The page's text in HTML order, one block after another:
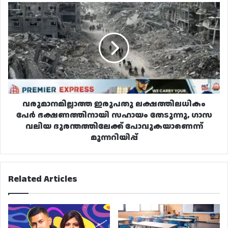
വരുമാനമില്ലാത്ത
ഇരുപതു
ലക്ഷത്തിലധികം
പേർ
ഭക്ഷണത്തിനായി
സഹായം
തേടുന്നു,
ഗാസ
വലിയ
ദുരന്തത്തിലേക്ക്
പോവുകയാണെന്ന്
മുന്നറിയിപ്പ്
വരുമാനമില്ലാത്ത ഇരുപതു ലക്ഷത്തിലധികം
പേർ ഭക്ഷണത്തിനായി സഹായം തേടുന്നു, ഗാസ
വലിയ ദുരന്തത്തിലേക്ക് പോവുകയാണെന്ന്
മുന്നറിയിപ്പ്
Related Articles